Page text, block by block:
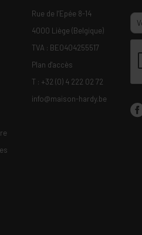
Rue de l’Epée 8-14
4000 Liège (Belgique)
TVA : BE0404255517
Plan d'accès
T : +32 (0) 4 222 02 72
info@maison-hardy.be